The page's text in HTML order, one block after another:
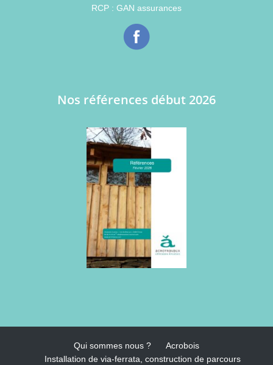
RCP : GAN assurances
Nos références début 2026
Qui sommes nous ?
Acrobois
Installation de via-ferrata, construction de parcours